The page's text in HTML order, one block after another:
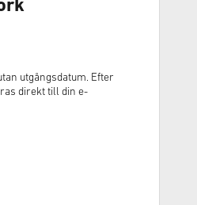
utgångsdatum. Efter
direkt till din e-